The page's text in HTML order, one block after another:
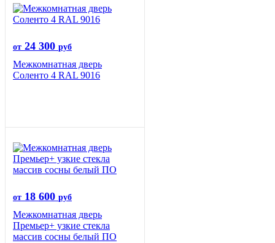
от 24 300 руб
Межкомнатная дверь
Соленто 4 RAL 9016
от 18 600 руб
Межкомнатная дверь
Премьер+ узкие стекла
массив сосны белый ПО